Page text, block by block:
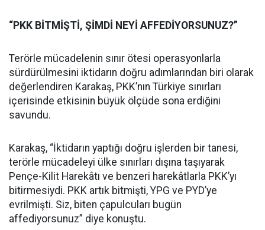
“PKK BİTMİŞTİ, ŞİMDİ NEYİ AFFEDİYORSUNUZ?”
Terörle mücadelenin sınır ötesi operasyonlarla
sürdürülmesini iktidarın doğru adımlarından biri olarak
değerlendiren Karakaş, PKK’nın Türkiye sınırları
içerisinde etkisinin büyük ölçüde sona erdiğini
savundu.
Karakaş, “İktidarın yaptığı doğru işlerden bir tanesi,
terörle mücadeleyi ülke sınırları dışına taşıyarak
Pençe-Kilit Harekâtı ve benzeri harekâtlarla PKK’yı
bitirmesiydi. PKK artık bitmişti, YPG ve PYD’ye
evrilmişti. Siz, biten çapulcuları bugün
affediyorsunuz” diye konuştu.